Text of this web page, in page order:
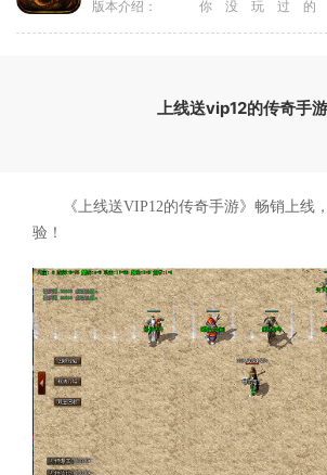
版本介绍： 你 没 玩 过 的
上线送vip12的传奇手游
《上线送VIP12的传奇手游》畅销上线
验！